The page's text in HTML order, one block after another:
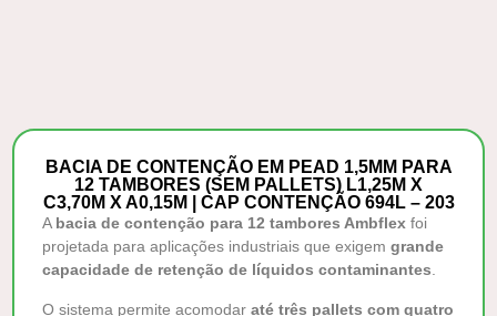
BACIA DE CONTENÇÃO EM PEAD 1,5MM PARA
12 TAMBORES (SEM PALLETS) L1,25M X
C3,70M X A0,15M | CAP CONTENÇÃO 694L – 203
A bacia de contenção para 12 tambores Ambflex foi
projetada para aplicações industriais que exigemgrande
capacidade de retenção de líquidos contaminantes.
O sistema permite acomodaraté três pallets com quatro